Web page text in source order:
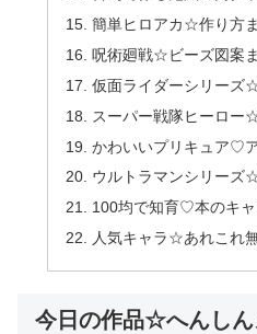
簡単ヒロアカ☆作り方
呪術廻戦☆ビーズ図案
仮面ライダーシリーズ
スーパー戦隊ヒーロー
かわいいプリキュア♡
ウルトラマンシリーズ
100均で知育♡本のキ
人気キャラ☆あれこれ
今日の作品☆へんし